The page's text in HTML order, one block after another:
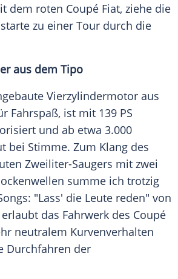
dem roten Coupé Fiat, ziehe die
zu einer Tour durch die
aus dem Tipo
Vierzylindermotor aus
Fahrspaß, ist mit 139 PS
und ab etwa 3.000
bei Stimme. Zum Klang des
Zweiliter-Saugers mit zwei
summe ich trotzig
"Lass' die Leute reden" von
das Fahrwerk des Coupé
neutralem Kurvenverhalten
Durchfahren der